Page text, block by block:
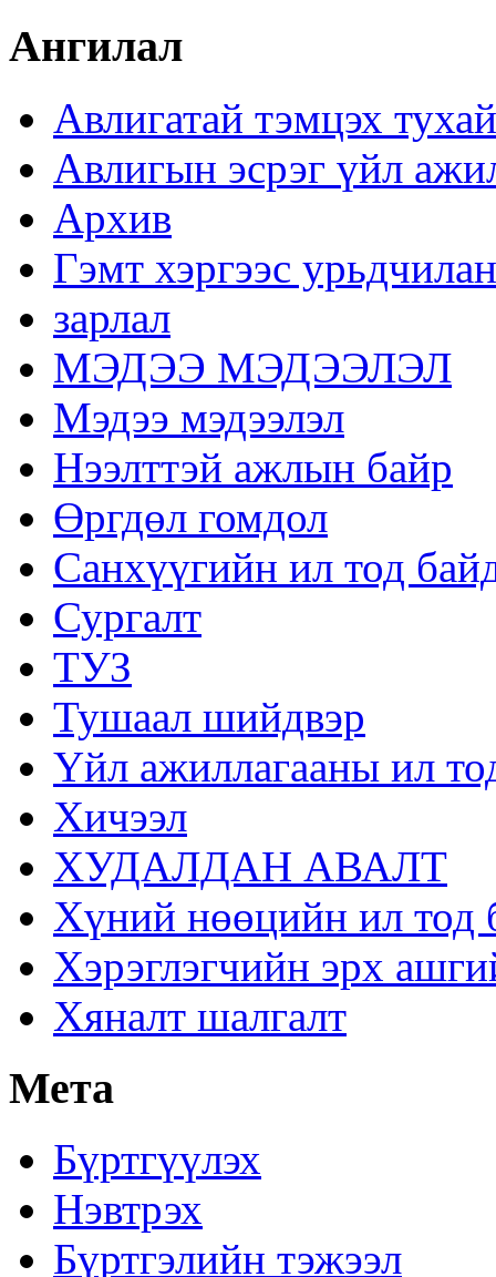
Ангилал
Авлигатай тэмцэх тухай
Авлигын эсрэг үйл
Архив
Гэмт хэргээс
зарлал
МЭДЭЭ МЭДЭЭЛЭЛ
Мэдээ мэдээлэл
Нээлттэй ажлын байр
Өргдөл гомдол
Санхүүгийн ил тод
Сургалт
ТУЗ
Тушаал шийдвэр
Үйл ажиллагааны ил
Хичээл
ХУДАЛДАН АВАЛТ
Хүний нөөцийн ил тод
Хэрэглэгчийн эрх
Хяналт шалгалт
Мета
Бүртгүүлэх
Нэвтрэх
Бүртгэлийн тэжээл